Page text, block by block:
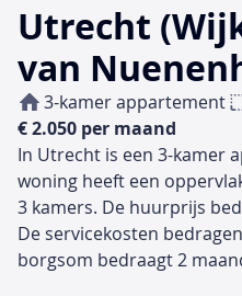
Utrecht
van
3-kamer appartement
€ 2.050 per maand
In Utrecht is een 3-kamer
woning heeft een
3 kamers. De huurprijs
De servicekosten
borgsom bedraagt 2